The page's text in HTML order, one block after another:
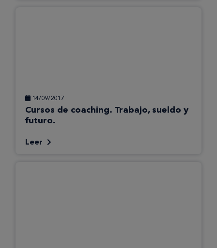
14/09/2017
Cursos de coaching. Trabajo, sueldo y
futuro.
Leer